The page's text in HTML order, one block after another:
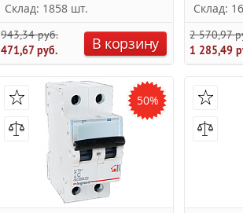
Склад: 1858 шт.
943,34 руб.
471,67 руб.
В корзину
Склад:
2 570,97
1 285,49
50%